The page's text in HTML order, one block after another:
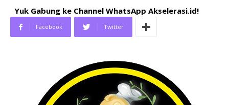
Yuk Gabung ke Channel WhatsApp Akselerasi.id!
Facebook Twitter